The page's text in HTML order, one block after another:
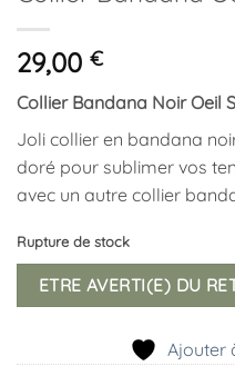
29,00 €
Collier Bandana Noir Oeil
Joli collier en bandana
doré pour sublimer vos
avec un autre collier
Rupture de stock
ETRE AVERTI(E) DU
Ajouter